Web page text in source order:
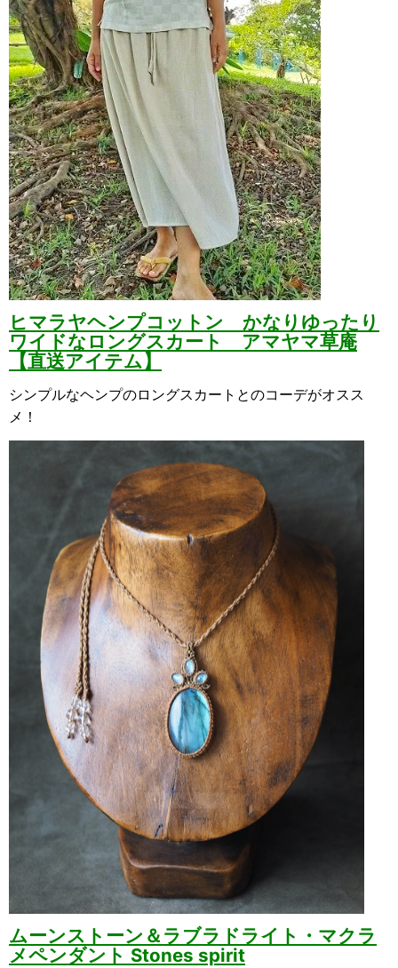
ヒマラヤヘンプコットン かなりゆったり
ワイドなロングスカート アマヤマ草庵
【直送アイテム】
シンプルなヘンプのロングスカートとのコーデがオスス
メ！
ムーンストーン＆ラブラドライト・マクラ
メペンダント Stones spirit